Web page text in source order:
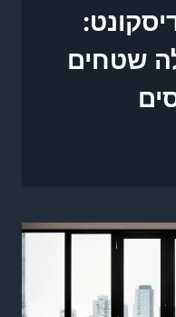
דיסקונט:
שטחים